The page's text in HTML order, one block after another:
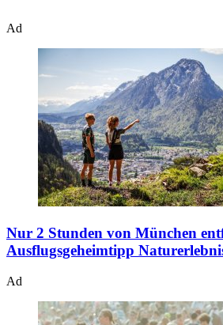
Ad
Nur 2 Stunden von München
Ausflugsgeheimtipp
Ad